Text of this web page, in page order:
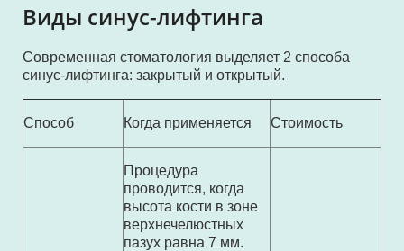
Виды синус-лифтинга
Современная стоматология выделяет 2 способа
синус-лифтинга: закрытый и открытый.
Способ Когда применяется Стоимость
Процедура
проводится, когда
высота кости в зоне
верхнечелюстных
пазух равна 7 мм.